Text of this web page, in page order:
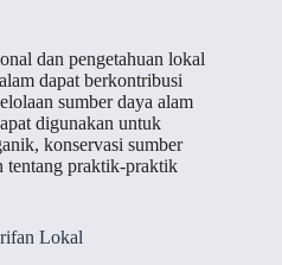
dan pengetahuan lokal
dapat berkontribusi
sumber daya alam
digunakan untuk
konservasi sumber
tentang praktik-praktik
Lokal